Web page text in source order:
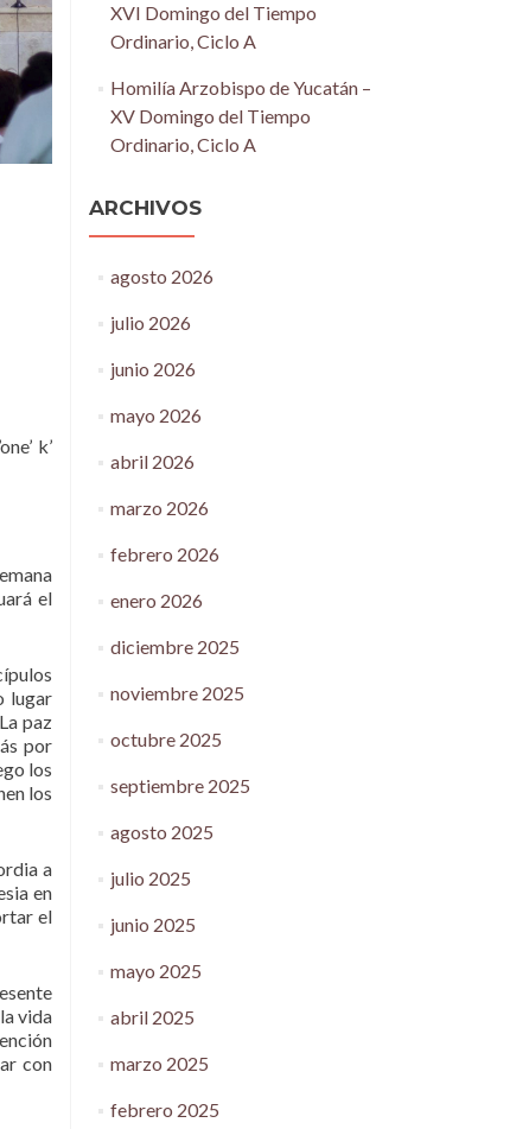
k’
el
lugar
paz
por
los
los
a
en
el
vida
con
XVI Domingo del Tiempo
Ordinario, Ciclo A
Homilía Arzobispo de Yucatán –
XV Domingo del Tiempo
Ordinario, Ciclo A
ARCHIVOS
agosto 2026
julio 2026
junio 2026
mayo 2026
abril 2026
marzo 2026
febrero 2026
enero 2026
diciembre 2025
noviembre 2025
octubre 2025
septiembre 2025
agosto 2025
julio 2025
junio 2025
mayo 2025
abril 2025
marzo 2025
febrero 2025